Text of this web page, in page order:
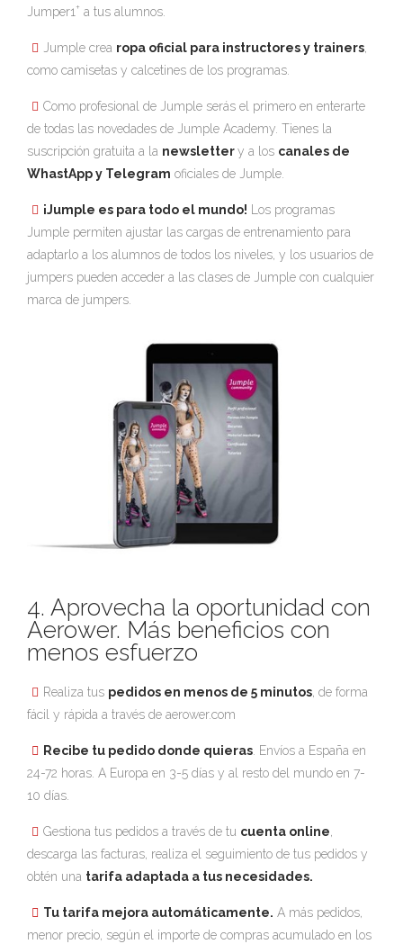
Jumper1 + a tus alumnos.
Jumple crea ropa oficial para instructores y trainers
como camisetas y calcetines de los programas.
Como profesional de Jumple serás el primero en enterarte
de todas las novedades de Jumple Academy. Tienes la
suscripción gratuita a la newslettery a los canales de
WhastApp y Telegram oficiales de Jumple.
¡Jumple es para todo el mundo! Los programas
Jumple permiten ajustar las cargas de entrenamiento para
adaptarlo a los alumnos de todos los niveles, y los usuarios de
jumpers pueden acceder a las clases de Jumple con cualquier
marca de jumpers.
4. Aprovecha la oportunidad con
Aerower. Más beneficios con
menos esfuerzo
Realiza tus pedidos en menos de 5 minutos , de forma
fácil y rápida a través de aerower.com
Recibe tu pedido donde quieras . Envíos a España en
24-72 horas. A Europa en 3-5 días y al resto del mundo en 7-
10 días.
Gestiona tus pedidos a través de tu cuenta online
descarga las facturas, realiza el seguimiento de tus pedidos y
obtén una tarifa adaptada a tus necesidades.
Tu tarifa mejora automáticamente. A más pedidos,
menor precio, según el importe de compras acumulado en los